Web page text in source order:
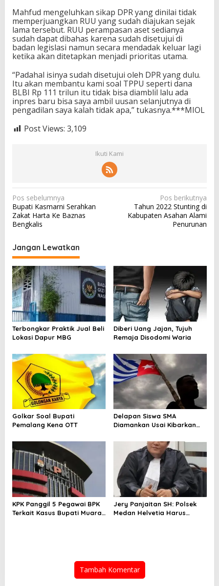
Mahfud mengeluhkan sikap DPR yang dinilai tidak
memperjuangkan RUU yang sudah diajukan sejak
lama tersebut. RUU perampasan aset sedianya
sudah dapat dibahas karena sudah disetujui di
badan legislasi namun secara mendadak keluar lagi
ketika akan ditetapkan menjadi prioritas utama.
“Padahal isinya sudah disetujui oleh DPR yang dulu.
Itu akan membantu kami soal TPPU seperti dana
BLBI Rp 111 trilun itu tidak bisa diamblil lalu ada
inpres baru bisa saya ambil uusan selanjutnya di
pengadilan saya kalah tidak apa,” tukasnya.***MIOL
Post Views: 3,109
Ikuti Kami
N
a
v
g
a
s
i
p
o
s
Pos sebelumnya
Bupati Kasmarni Serahkan
Zakat Harta Ke Baznas
Bengkalis
Pos berikutnya
Tahun 2022 Stunting di
Kabupaten Asahan Alami
Penurunan
Jangan Lewatkan
Terbongkar Praktik Jual Beli
Lokasi Dapur MBG
Diberi Uang Jajan, Tujuh
Remaja Disodomi Waria
Golkar Soal Bupati
Pemalang Kena OTT
Delapan Siswa SMA
Diamankan Usai Kibarkan
Nabire
KPK Panggil 5 Pegawai BPK
Terkait Kasus Bupati Muara
Jery Panjaitan SH: Polsek
Medan Helvetia Harus
Tambah Komentar